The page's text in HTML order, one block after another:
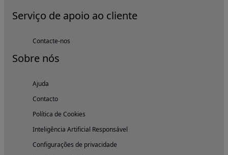
Serviço de apoio ao cliente
Contacte-nos
Sobre nós
Ajuda
Contacto
Política de Cookies
Inteligência Artificial Responsável
Configurações de privacidade